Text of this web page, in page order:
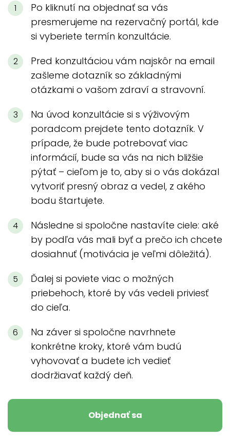
Po kliknutí na objednať sa vás
presmerujeme na rezervačný portál, kde
si vyberiete termín konzultácie.
Pred konzultáciou vám najskôr na email
zašleme dotazník so základnými
otázkami o vašom zdraví a stravovní.
Na úvod konzultácie si s výživovým
poradcom prejdete tento dotazník. V
prípade, že bude potrebovať viac
informácií, bude sa vás na nich bližšie
pýtať – cieľom je to, aby si o vás dokázal
vytvoriť presný obraz a vedel, z akého
bodu štartujete.
Následne si spoločne nastavíte ciele: aké
by podľa vás mali byť a prečo ich chcete
dosiahnuť (motivácia je veľmi dôležitá).
Ďalej si poviete viac o možných
priebehoch, ktoré by vás vedeli priviesť
do cieľa.
Na záver si spoločne navrhnete
konkrétne kroky, ktoré vám budú
vyhovovať a budete ich vedieť
dodržiavať každý deň.
Objednať sa